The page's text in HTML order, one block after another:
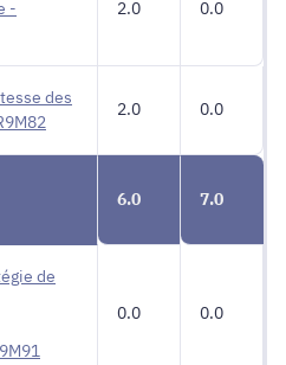
-
2.0 0.0
des
2.0 0.0
6.0 7.0
de
0.0 0.0